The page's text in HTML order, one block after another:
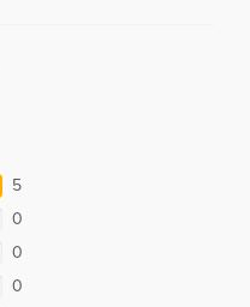
5
0
0
0